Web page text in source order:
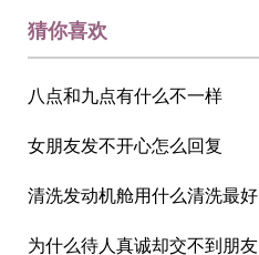
猜你喜欢
八点和九点有什么不一样
女朋友发不开心怎么回复
清洗发动机舱用什么清洗最好
为什么待人真诚却交不到朋友